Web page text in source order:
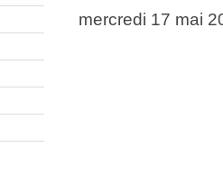
mercredi 17 mai